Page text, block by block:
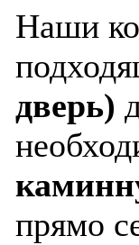
Наши
дверь)
прямо